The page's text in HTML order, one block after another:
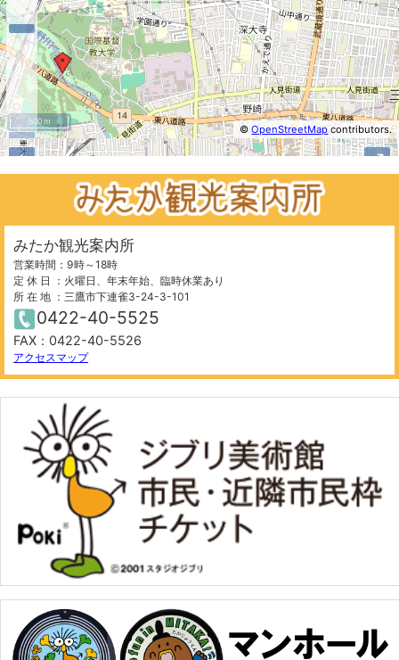
−
©OpenStreetMap contributors.
500 m
+
−
500 m
⤢
みたか観光案内所
営業時間：9時～18時
定 休 日 ：火曜日、年末年始、臨時休業あり
所 在 地 ：三鷹市下連雀3-24-3-101
0422-40-5525
FAX：0422-40-5526
アクセスマップ